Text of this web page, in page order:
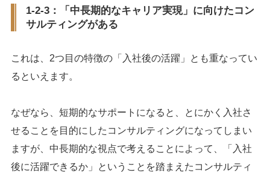
1-2-3：「中長期的なキャリア実現」に向けたコン
サルティングがある
これは、2つ目の特徴の「入社後の活躍」とも重なってい
るといえます。
なぜなら、短期的なサポートになると、とにかく入社さ
せることを目的にしたコンサルティングになってしまい
ますが、中長期的な視点で考えることによって、「入社
後に活躍できるか」ということを踏まえたコンサルティ